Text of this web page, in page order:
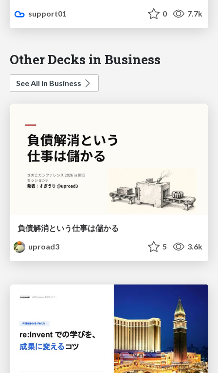
support01
0 7.7k
Other Decks in Business
See All in Business
負債解消という仕事は儲かる
uproad3
5 3.6k